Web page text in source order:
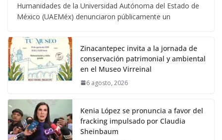
Humanidades de la Universidad Autónoma del Estado de
México (UAEMéx) denunciaron públicamente un
Zinacantepec invita a la jornada de
conservación patrimonial y ambiental
en el Museo Virreinal
6 agosto, 2026
Kenia López se pronuncia a favor del
fracking impulsado por Claudia
Sheinbaum